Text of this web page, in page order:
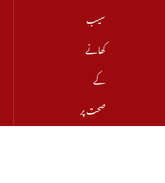
سیب
کھانے
کے
صحت پر